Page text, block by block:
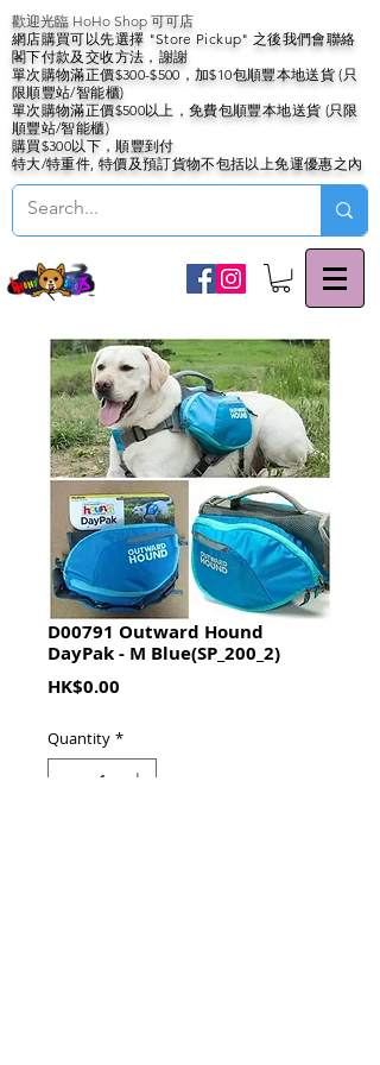
歡迎光臨 HoHo Shop 可可店
網店購買可以先選擇 "Store Pickup" 之後我們會聯絡
閣下付款及交收方法，謝謝
單次購物滿正價$300-$500，加$10包順豐本地送貨 (只
限順豐站/智能櫃)
單次購物滿正價$500以上，免費包順豐本地送貨 (只限
順豐站/智能櫃)
購買$300以下，順豐到付
特大/特重件, 特價及預訂貨物不包括以上免運優惠之內
D00791 Outward Hound
DayPak - M Blue(SP_200_2)
HK$0.00
Quantity *